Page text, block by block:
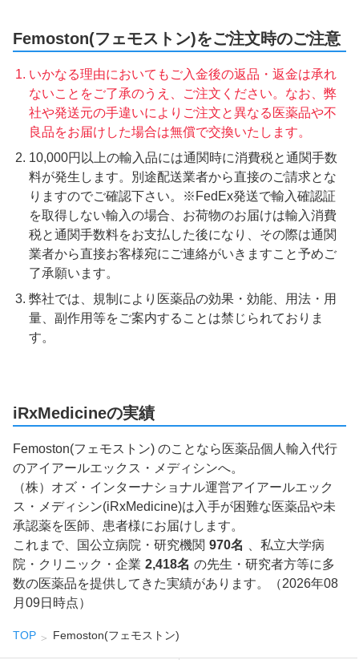
Femoston(フェモストン)をご注文時のご注意
いかなる理由においてもご入金後の返品・返金は承れ
ないことをご了承のうえ、ご注文ください。なお、弊
社や発送元の手違いによりご注文と異なる医薬品や不
良品をお届けした場合は無償で交換いたします。
10,000円以上の輸入品には通関時に消費税と通関手数
料が発生します。別途配送業者から直接のご請求とな
りますのでご確認下さい。※FedEx発送で輸入確認証
を取得しない輸入の場合、お荷物のお届けは輸入消費
税と通関手数料をお支払した後になり、その際は通関
業者から直接お客様宛にご連絡がいきますこと予めご
了承願います。
弊社では、規制により医薬品の効果・効能、用法・用
量、副作用等をご案内することは禁じられておりま
す。
iRxMedicineの実績
Femoston(フェモストン) のことなら医薬品個人輸入代行
のアイアールエックス・メディシンへ。
（株）オズ・インターナショナル運営アイアールエック
ス・メディシン(iRxMedicine)は入手が困難な医薬品や未
承認薬を医師、患者様にお届けします。
これまで、国公立病院・研究機関 970名
、私立大学病
院・クリニック・企業 2,418名 の先生・研究者方等に多
数の医薬品を提供してきた実績があります。（2026年08
月09日時点）
TOP Femoston(フェモストン)